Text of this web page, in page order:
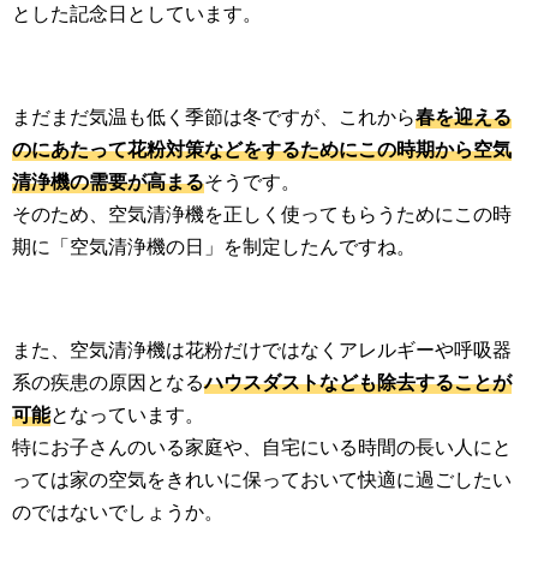
とした記念日としています。
まだまだ気温も低く季節は冬ですが、これから春を迎える
のにあたって花粉対策などをするためにこの時期から空気
清浄機の需要が高まるそうです。
そのため、空気清浄機を正しく使ってもらうためにこの時
期に「空気清浄機の日」を制定したんですね。
また、空気清浄機は花粉だけではなくアレルギーや呼吸器
系の疾患の原因となるハウスダストなども除去することが
可能となっています。
特にお子さんのいる家庭や、自宅にいる時間の長い人にと
っては家の空気をきれいに保っておいて快適に過ごしたい
のではないでしょうか。